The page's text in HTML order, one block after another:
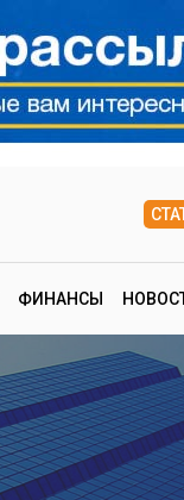
ФИНАНСЫ